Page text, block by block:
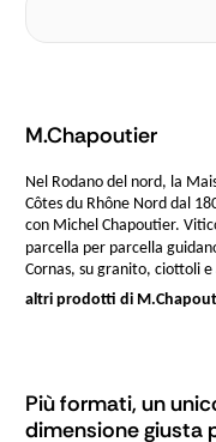
M.Chapoutier
Nel Rodano del nord, la
Côtes du Rhône Nord dal
con Michel Chapoutier.
parcella per parcella
Cornas, su granito, ciottoli
altri prodotti di
Più formati, un
dimensione giusta